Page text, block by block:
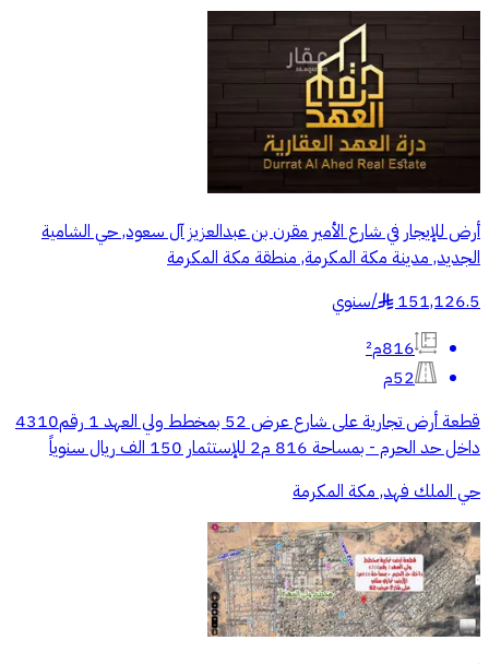
أرض للإيجار في شارع الأمير مقرن بن عبدالعزيز آل سعود, حي الشامية
الجديد, مدينة مكة المكرمة, منطقة مكة المكرمة
151,126.5
§
/سنوي
816م²
52م
قطعة أرض تجارية على شارع عرض 52 بمخطط ولي العهد 1 رقم4310
داخل حد الحرم - بمساحة 816 م2 للإستثمار 150 الف ريال سنوياً
حي الملك فهد, مكة المكرمة